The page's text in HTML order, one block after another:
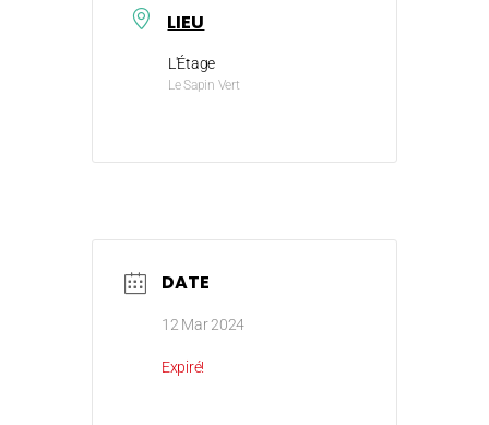
LIEU
L'Étage
Le Sapin Vert
DATE
12 Mar 2024
Expiré!